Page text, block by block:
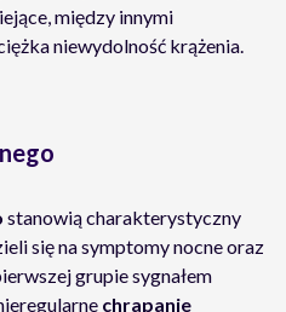
między innymi
niewydolność krążenia.
stanowią charakterystyczny
się na symptomy nocne oraz
grupie sygnałem
chrapanie